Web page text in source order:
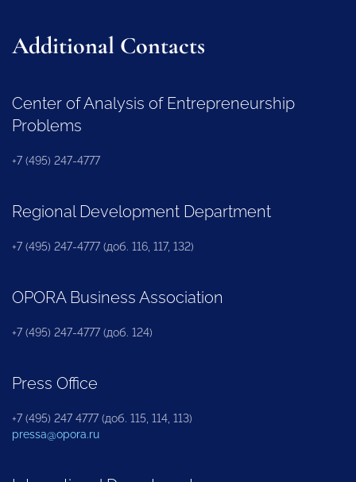
Additional Contacts
Center of Analysis of Entrepreneurship
Problems
+7 (495) 247-4777
Regional Development Department
+7 (495) 247-4777 (доб. 116, 117, 132)
OPORA Business Association
+7 (495) 247-4777 (доб. 124)
Press Office
+7 (495) 247 4777 (доб. 115, 114, 113)
pressa@opora.ru